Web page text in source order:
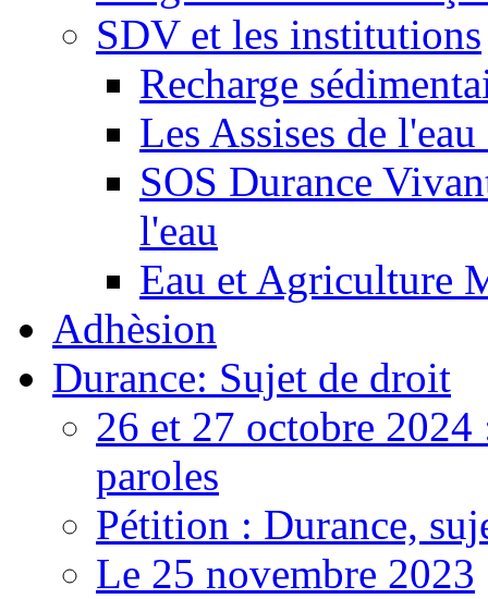
SDV et les institutions
Recharge
Les Assises de
SOS Durance
l'eau
Eau et Agriculture
Adhèsion
Durance: Sujet de droit
26 et 27 octobre 2024
paroles
Pétition : Durance,
Le 25 novembre 2023